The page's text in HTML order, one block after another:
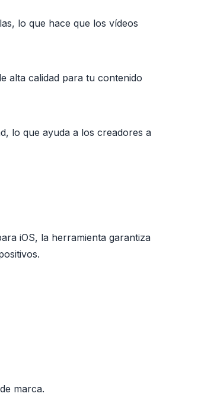
lo que hace que los vídeos
alta calidad para tu contenido
lo que ayuda a los creadores a
iOS, la herramienta garantiza
marca.